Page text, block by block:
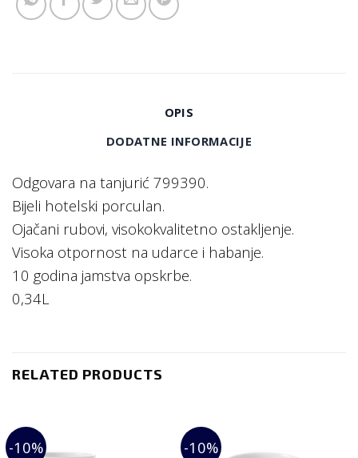
OPIS
DODATNE INFORMACIJE
Odgovara na tanjurić 799390.
Bijeli hotelski porculan.
Ojačani rubovi, visokokvalitetno ostakljenje.
Visoka otpornost na udarce i habanje.
10 godina jamstva opskrbe.
0,34L
RELATED PRODUCTS
-10% -10%